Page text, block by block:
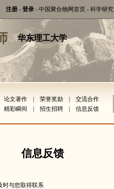
注册 - 登录 - 中国聚合物网首页 - 科学研究
华东理工大学
论文著作 荣誉奖励 交流合作
精彩瞬间 招生招聘 信息反馈
信息反馈
时与您取得联系